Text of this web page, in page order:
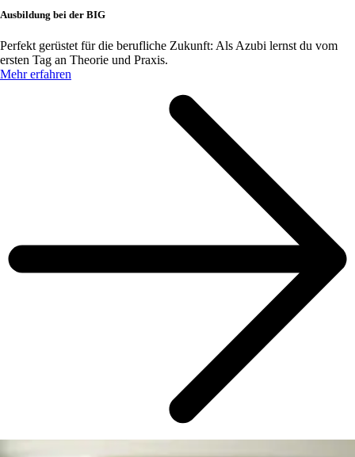
Ausbildung bei der BIG
Perfekt gerüstet für die berufliche Zukunft: Als Azubi lernst du vom
ersten Tag an Theorie und Praxis.
Mehr erfahren